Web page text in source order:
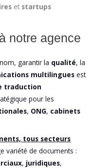
et startups
notre agence
garantir la qualité, la
multilingues est
traduction
pour les
, ONG, cabinets
tous secteurs
variété de documents :
, juridiques,